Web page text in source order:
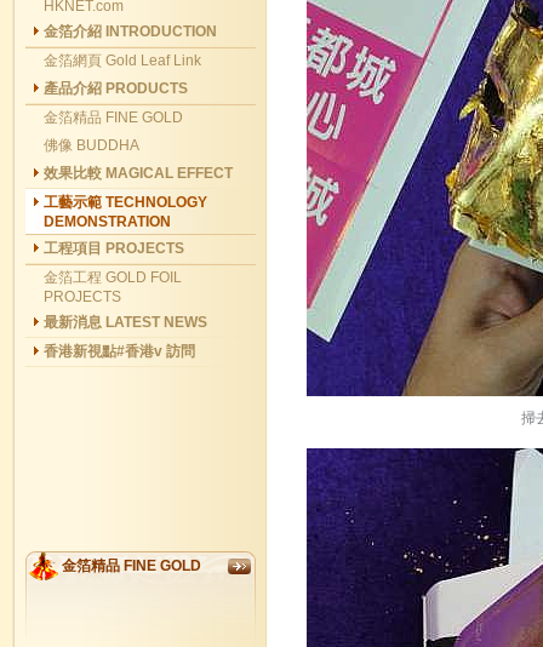
HKNET.com
金箔介紹 INTRODUCTION
金箔網頁 Gold Leaf Link
產品介紹 PRODUCTS
金箔精品 FINE GOLD
佛像 BUDDHA
效果比較 MAGICAL EFFECT
工藝示範 TECHNOLOGY
DEMONSTRATION
工程項目 PROJECTS
金箔工程 GOLD FOIL
PROJECTS
最新消息 LATEST NEWS
香港新視點#香港v 訪問
金箔精品 FINE GOLD
掃